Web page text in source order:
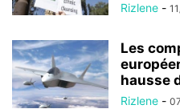
Rizlene -
Les
hausse
Rizlene -